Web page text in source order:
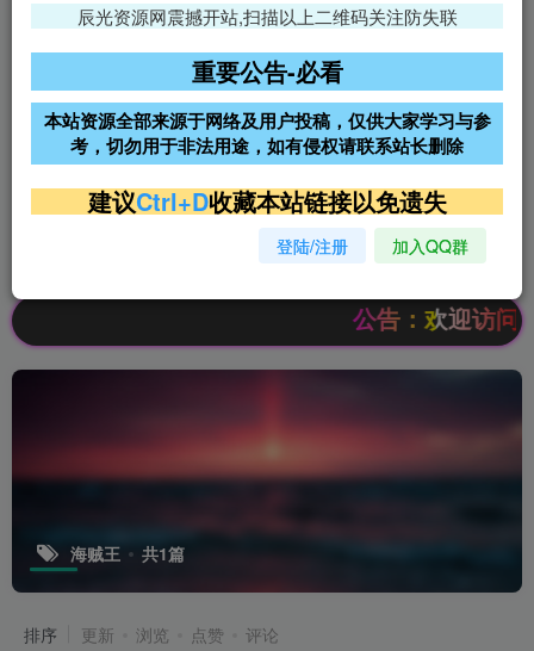
免费领支付宝红包
腾讯轻量4核4G3M服务器38元/
阿里云2核2G200M服务器68元/
年
雨云高防免备案服务器
超低价文字广告位招租 超低价文字广告位招租
超低价文字广告位招租
公告：欢迎访问辰
海贼王 共1篇
排序 更新 浏览 点赞 评论
辰光资源网震撼开站,扫描以上二维码关注防失联
重要公告-必看
本站资源全部来源于网络及用户投稿，仅供大家学习与参
考，切勿用于非法用途，如有侵权请联系站长删除
建议Ctrl+D收藏本站链接以免遗失
登陆/注册 加入QQ群